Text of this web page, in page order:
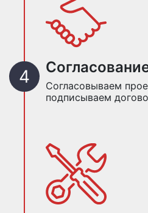
Согласовываем
подписываем